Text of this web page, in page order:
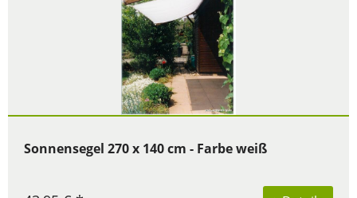
Sonnensegel 270 x 140 cm - Farbe weiß